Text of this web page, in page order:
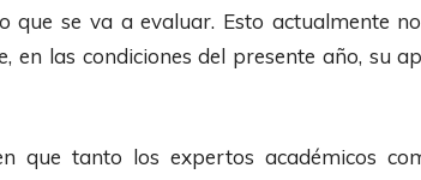
que se va a evaluar. Esto actualmente
en las condiciones del presente año, su
que tanto los expertos académicos